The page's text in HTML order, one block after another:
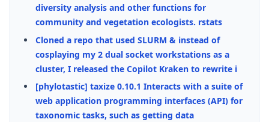
diversity analysis and other functions for
community and vegetation ecologists. rstats
Cloned a repo that used SLURM & instead of
cosplaying my 2 dual socket workstations as a
cluster, I released the Copilot Kraken to rewrite i
[phylotastic] taxize 0.10.1 Interacts with a suite of
web application programming interfaces (API) for
taxonomic tasks, such as getting data